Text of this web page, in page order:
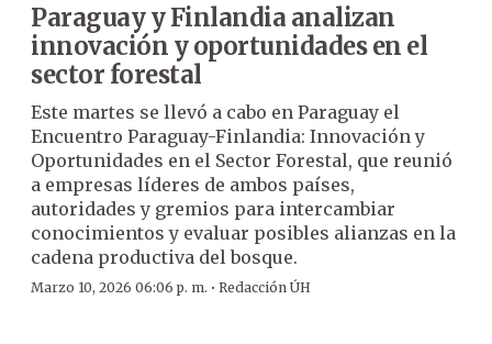
Paraguay y Finlandia analizan
innovación y oportunidades en el
sector forestal
Este martes se llevó a cabo en Paraguay el
Encuentro Paraguay-Finlandia: Innovación y
Oportunidades en el Sector Forestal, que reunió
a empresas líderes de ambos países,
autoridades y gremios para intercambiar
conocimientos y evaluar posibles alianzas en la
cadena productiva del bosque.
Marzo 10, 2026 06:06 p. m. · Redacción ÚH